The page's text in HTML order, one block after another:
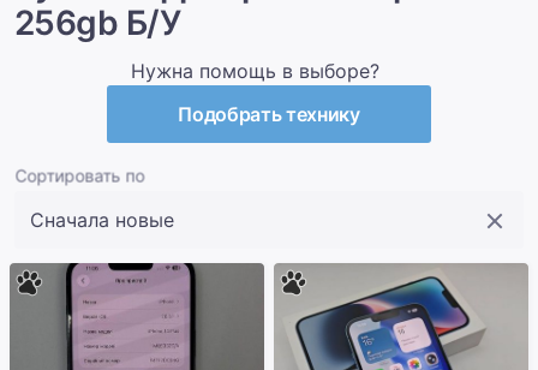
256gb Б/У
Нужна помощь в выборе?
Подобрать технику
Сортировать по